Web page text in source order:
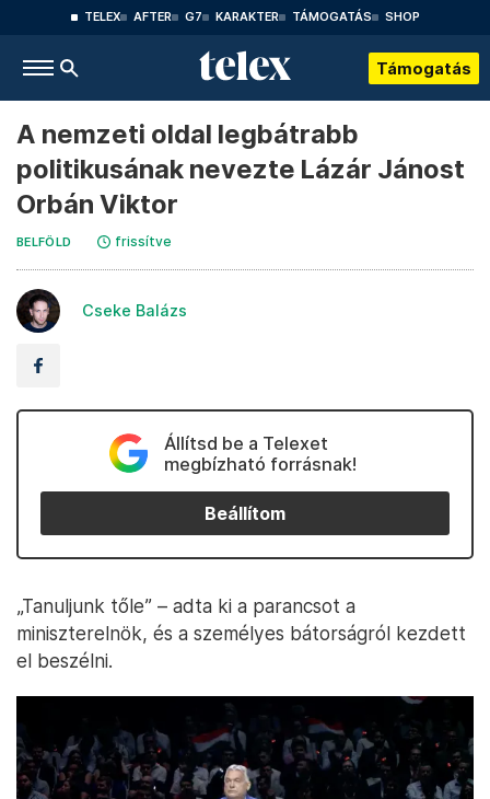
TELEX AFTER G7 KARAKTER TÁMOGATÁS SHOP
Támogatás
A nemzeti oldal legbátrabb
politikusának nevezte Lázár Jánost
Orbán Viktor
BELFÖLD frissítve
Cseke Balázs
Állítsd be a Telexet
megbízható forrásnak!
Beállítom
„Tanuljunk tőle” – adta ki a parancsot a
miniszterelnök, és a személyes bátorságról kezdett
el beszélni.